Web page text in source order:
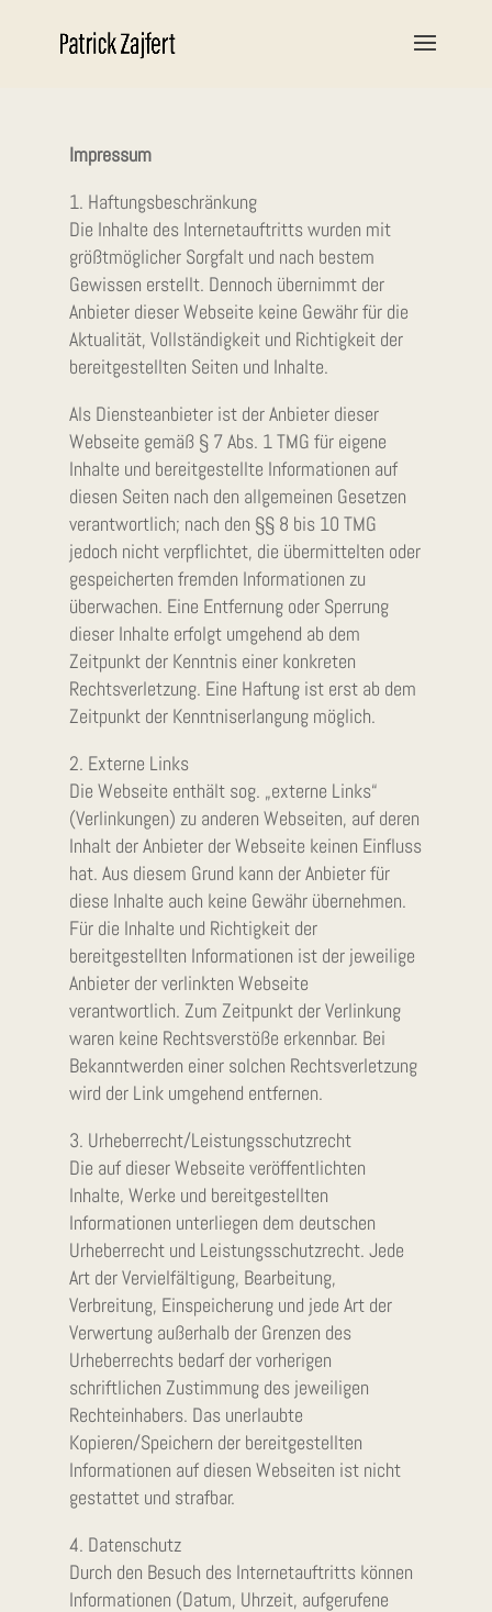
Impressum
1. Haftungsbeschränkung
Die Inhalte des Internetauftritts wurden mit
größtmöglicher Sorgfalt und nach bestem
Gewissen erstellt. Dennoch übernimmt der
Anbieter dieser Webseite keine Gewähr für die
Aktualität, Vollständigkeit und Richtigkeit der
bereitgestellten Seiten und Inhalte.
Als Diensteanbieter ist der Anbieter dieser
Webseite gemäß § 7 Abs. 1 TMG für eigene
Inhalte und bereitgestellte Informationen auf
diesen Seiten nach den allgemeinen Gesetzen
verantwortlich; nach den §§ 8 bis 10 TMG
jedoch nicht verpflichtet, die übermittelten oder
gespeicherten fremden Informationen zu
überwachen. Eine Entfernung oder Sperrung
dieser Inhalte erfolgt umgehend ab dem
Zeitpunkt der Kenntnis einer konkreten
Rechtsverletzung. Eine Haftung ist erst ab dem
Zeitpunkt der Kenntniserlangung möglich.
2. Externe Links
Die Webseite enthält sog. „externe Links“
(Verlinkungen) zu anderen Webseiten, auf deren
Inhalt der Anbieter der Webseite keinen Einfluss
hat. Aus diesem Grund kann der Anbieter für
diese Inhalte auch keine Gewähr übernehmen.
Für die Inhalte und Richtigkeit der
bereitgestellten Informationen ist der jeweilige
Anbieter der verlinkten Webseite
verantwortlich. Zum Zeitpunkt der Verlinkung
waren keine Rechtsverstöße erkennbar. Bei
Bekanntwerden einer solchen Rechtsverletzung
wird der Link umgehend entfernen.
3. Urheberrecht/Leistungsschutzrecht
Die auf dieser Webseite veröffentlichten
Inhalte, Werke und bereitgestellten
Informationen unterliegen dem deutschen
Urheberrecht und Leistungsschutzrecht. Jede
Art der Vervielfältigung, Bearbeitung,
Verbreitung, Einspeicherung und jede Art der
Verwertung außerhalb der Grenzen des
Urheberrechts bedarf der vorherigen
schriftlichen Zustimmung des jeweiligen
Rechteinhabers. Das unerlaubte
Kopieren/Speichern der bereitgestellten
Informationen auf diesen Webseiten ist nicht
gestattet und strafbar.
4. Datenschutz
Durch den Besuch des Internetauftritts können
Informationen (Datum, Uhrzeit, aufgerufene